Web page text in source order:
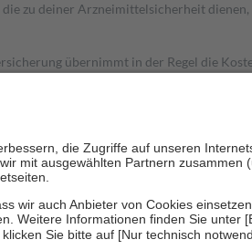
zu deiner Arzneimittelsicherheit
übernimmt in der Regel die
Es sind jedoch nie mehr als die
Zuzahlungen